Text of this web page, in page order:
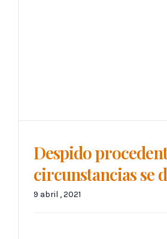
Despido
circunstancias se
9 abril , 2021